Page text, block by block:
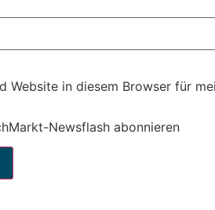
Website in diesem Browser für
Newsflash abonnieren